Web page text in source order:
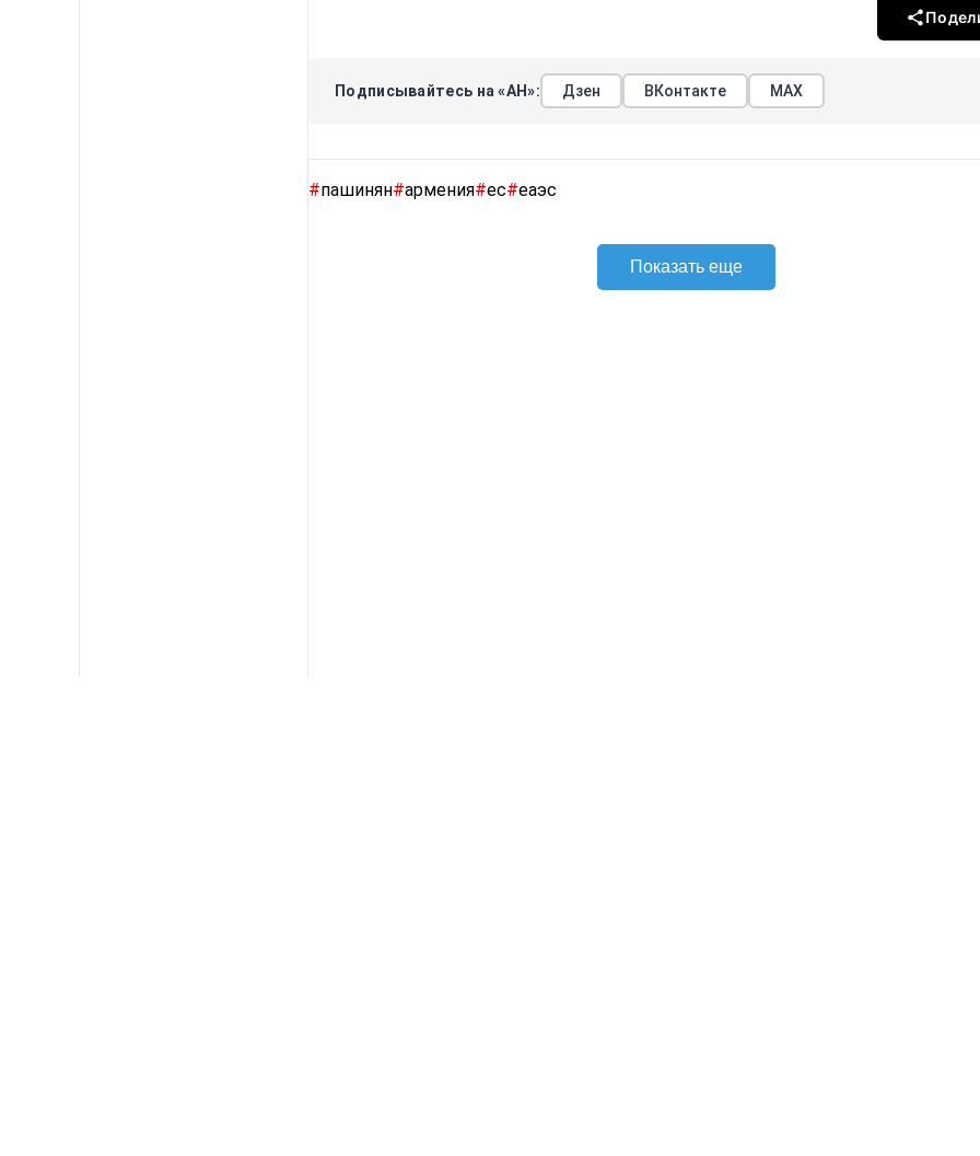
Подписывайтесь на «АН»: Дзен ВКонтакте МАХ
#пашинян#армения#ес#еаэс
Показать еще